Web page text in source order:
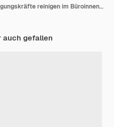
Flache professionelle Reinigungskräfte reinigen im Büroinnenraum. Hausmeister-Team saugt und putzt Fenster. Vektorkonzept zur Bereinigung des Arbeitsbereichs
auch gefallen